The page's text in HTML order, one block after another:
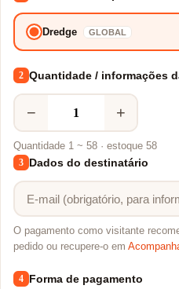
Dredge GLOBAL
2 Quantidade / informações
− +
Quantidade 1 ~ 58 · estoque 58
3 Dados do destinatário
O pagamento como visitante
pedido ou recupere-o em
4 Forma de pagamento